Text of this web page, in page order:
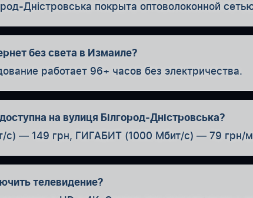
Дністровська покрыта оптоволоконной
без света в Измаиле?
работает 96+ часов без электричества.
на вулиця Білгород-Дністровська?
с) — 149 грн, ГИГАБИТ (1000 Мбит/с) — 79 грн/
телевидение?